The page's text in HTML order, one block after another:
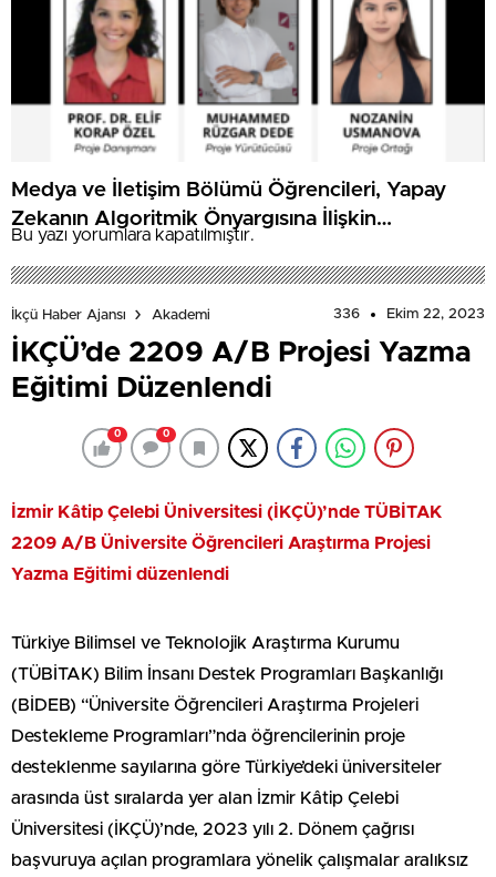
Medya ve İletişim Bölümü Öğrencileri, Yapay
Zekanın Algoritmik Önyargısına İlişkin
Farkındalık Düzeylerini Araştıracak
Bu yazı yorumlara kapatılmıştır.
İkçü Haber Ajansı Akademi 336 Ekim 22, 2023
İKÇÜ’de 2209 A/B Projesi Yazma
Eğitimi Düzenlendi
0 0
İzmir Kâtip Çelebi Üniversitesi (İKÇÜ)’nde TÜBİTAK
2209 A/B Üniversite Öğrencileri Araştırma Projesi
Yazma Eğitimi düzenlendi
Türkiye Bilimsel ve Teknolojik Araştırma Kurumu
(TÜBİTAK) Bilim İnsanı Destek Programları Başkanlığı
(BİDEB) “Üniversite Öğrencileri Araştırma Projeleri
Destekleme Programları”nda öğrencilerinin proje
desteklenme sayılarına göre Türkiye’deki üniversiteler
arasında üst sıralarda yer alan İzmir Kâtip Çelebi
Üniversitesi (İKÇÜ)’nde, 2023 yılı 2. Dönem çağrısı
başvuruya açılan programlara yönelik çalışmalar aralıksız